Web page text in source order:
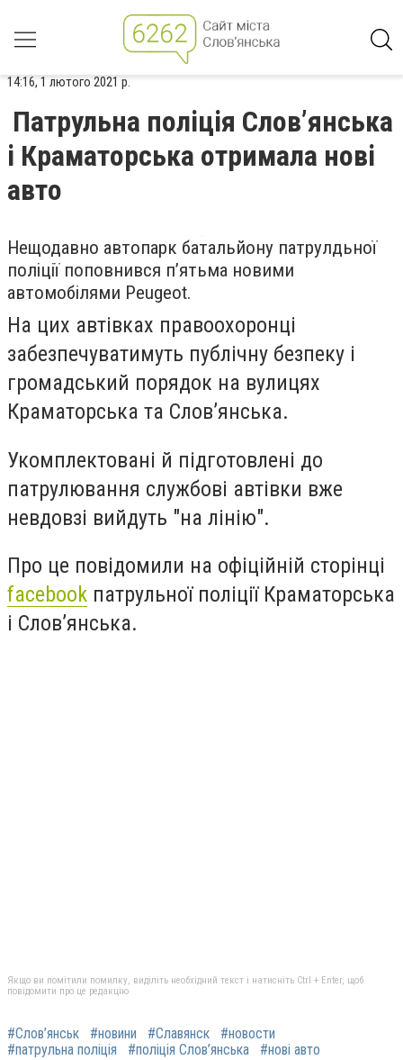
14:16, 1 лютого 2021 р.
Патрульна поліція Слов’янська
і Краматорська отримала нові
авто
Нещодавно автопарк батальйону патрулдьної
поліції поповнився п’ятьма новими
автомобілями Peugeot.
На цих автівках правоохоронці
забезпечуватимуть публічну безпеку і
громадський порядок на вулицях
Краматорська та Слов’янська.
Укомплектовані й підготовлені до
патрулювання службові автівки вже
невдовзі вийдуть "на лінію".
Про це повідомили на офіційній сторінці
facebook патрульної поліції Краматорська
і Слов’янська.
Якщо ви помітили помилку, виділіть необхідний текст і натисніть Ctrl + Enter, щоб
повідомити про це редакцію
#Слов’янськ #новини #Славянск
#новости
#патрульна поліція
#поліція Слов’янська #нові авто